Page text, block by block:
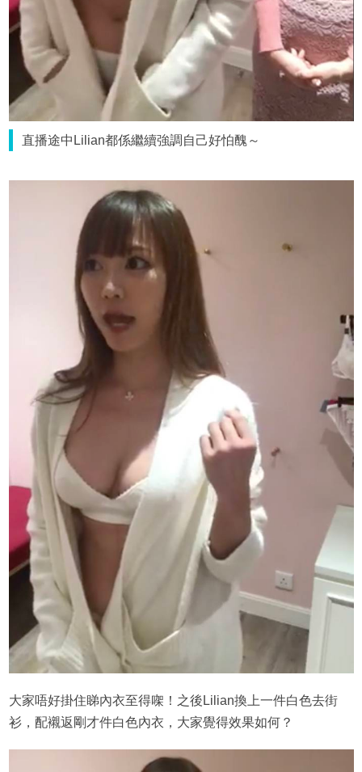
直播途中Lilian都係繼續強調自己好怕醜～
大家唔好掛住睇內衣至得㗎！之後Lilian換上一件白色去街
衫，配襯返剛才件白色內衣，大家覺得效果如何？